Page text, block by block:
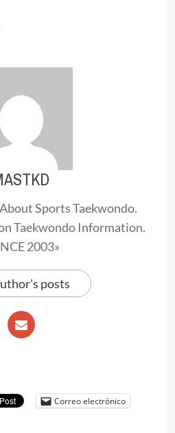
Sports Taekwondo.
Taekwondo Information.
2003»
posts
Correo electrónico